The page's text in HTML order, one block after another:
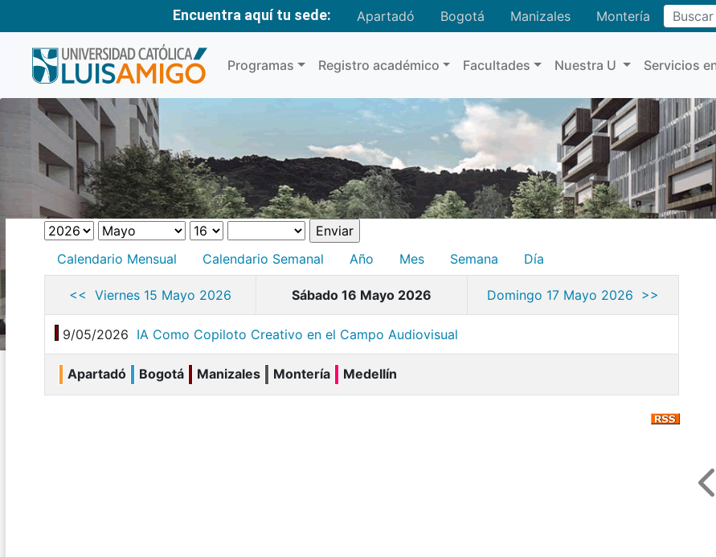
Encuentra aquí tu sede: Apartadó Bogotá Manizales MonteríaBuscar
Programas Registro académico Facultades Nuestra U Servicios
Calendario Mensual Calendario Semanal Año Mes Semana Día
<< Viernes 15 Mayo 2026 Sábado 16 Mayo 2026 Domingo 17 Mayo 2026 >>
9/05/2026 IA Como Copiloto Creativo en el Campo Audiovisual
Apartadó Bogotá Manizales Montería Medellín